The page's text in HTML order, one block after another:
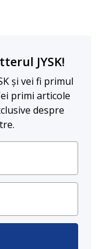
JYSK!
și vei fi primul
primi articole
despre